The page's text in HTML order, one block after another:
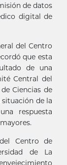
de datos
digital de
del Centro
que esta
de una
Central del
Ciencias de
situación de la
respuesta
Centro de
de La